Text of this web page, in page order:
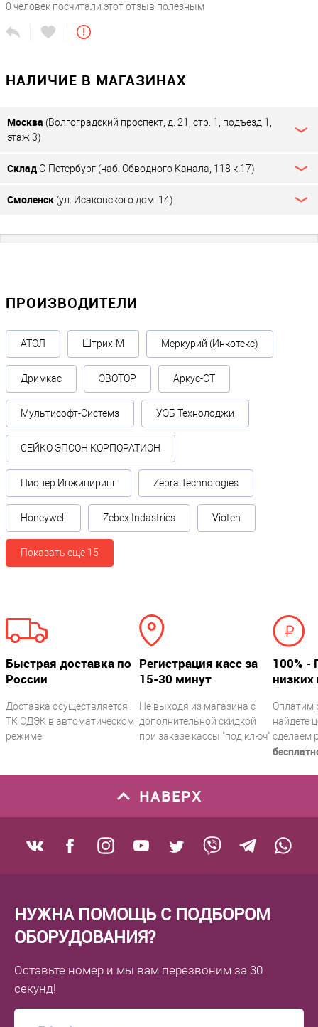
ZEBRA
GK420T
ZEBRA
2824PLU
2844
Тип клавиатуры ?
сенсорная
использования вполне подойдет, нет чего-то трудного - добавил
товары, выбил чек, закрыл смену.
0 человек посчитали этот отзыв полезным
НАЛИЧИЕ В МАГАЗИНАХ
Москва (Волгоградский проспект, д. 21, стр. 1, подъезд 1,
этаж 3)
СкладС-Петербург (наб. Обводного Канала, 118 к.17)
Смоленск (ул. Исаковского дом. 14)
ПРОИЗВОДИТЕЛИ
АТОЛ Штрих-М Меркурий (Инкотекс)
Дримкас ЭВОТОР Аркус-СТ
Мультисофт-Системз УЭБ Технолоджи
СЕЙКО ЭПСОН КОРПОРАТИОН
Пионер Инжиниринг Zebra Technologies
Honeywell Zebex Indastries Vioteh
Показать ещё 15
Быстрая доставка по
России
Доставка осуществляется
ТК СДЭК в автоматическом
режиме
Регистрация касс за
15-30 минут
Не выходя из магазина с
дополнительной скидкой
при заказе кассы "под ключ"
100% -
низких
Оплатим
найдете
сделаем
НАВЕРХ
НУЖНА ПОМОЩЬ С ПОДБОРОМ
ОБОРУДОВАНИЯ?
Оставьте номер и мы вам перезвоним за 30
секунд!